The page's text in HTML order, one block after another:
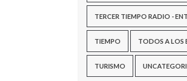
TERCER TIEMPO RADIO -
TIEMPO TODOS A LOS
TURISMO